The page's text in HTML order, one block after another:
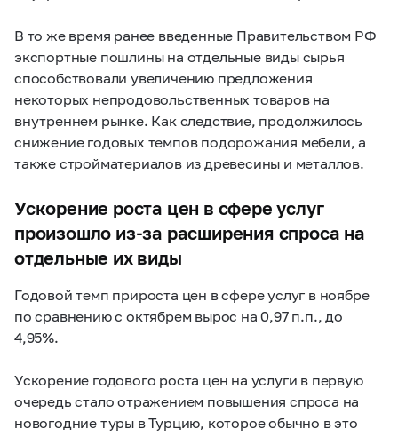
В то же время ранее введенные Правительством РФ
экспортные пошлины на отдельные виды сырья
способствовали увеличению предложения
некоторых непродовольственных товаров на
внутреннем рынке. Как следствие, продолжилось
снижение годовых темпов подорожания мебели, а
также стройматериалов из древесины и металлов.
Ускорение роста цен в сфере услуг
произошло из-за расширения спроса на
отдельные их виды
Годовой темп прироста цен в сфере услуг в ноябре
по сравнению с октябрем вырос на 0,97 п.п., до
4,95%.
Ускорение годового роста цен на услуги в первую
очередь стало отражением повышения спроса на
новогодние туры в Турцию, которое обычно в это